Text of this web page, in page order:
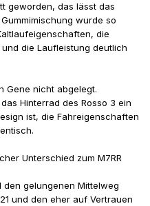
geworden, das lässt das
wurde so
die
die Laufleistung deutlich
Gene nicht abgelegt.
Hinterrad des Rosso 3 ein
ist, die Fahreigenschaften
Unterschied zum M7RR
den gelungenen Mittelweg
und den eher auf Vertrauen